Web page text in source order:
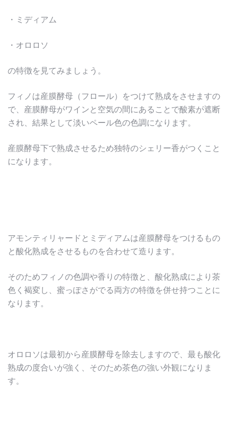
・ミディアム
・オロロソ
の特徴を見てみましょう。
フィノは産膜酵母（フロール）をつけて熟成をさせますの
で、産膜酵母がワインと空気の間にあることで酸素が遮断
され、結果として淡いペール色の色調になります。
産膜酵母下で熟成させるため独特のシェリー香がつくこと
になります。
アモンティリャードとミディアムは産膜酵母をつけるもの
と酸化熟成をさせるものを合わせて造ります。
そのためフィノの色調や香りの特徴と、酸化熟成により茶
色く褐変し、蜜っぽさがでる両方の特徴を併せ持つことに
なります。
オロロソは最初から産膜酵母を除去しますので、最も酸化
熟成の度合いが強く、そのため茶色の強い外観になりま
す。